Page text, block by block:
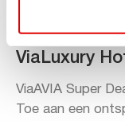
ViaAVIA
ViaLuxury
ViaAVIA Super
Toe aan een